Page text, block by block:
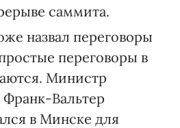
саммита.
назвал переговоры
переговоры в
Министр
Вальтер
в Минске для